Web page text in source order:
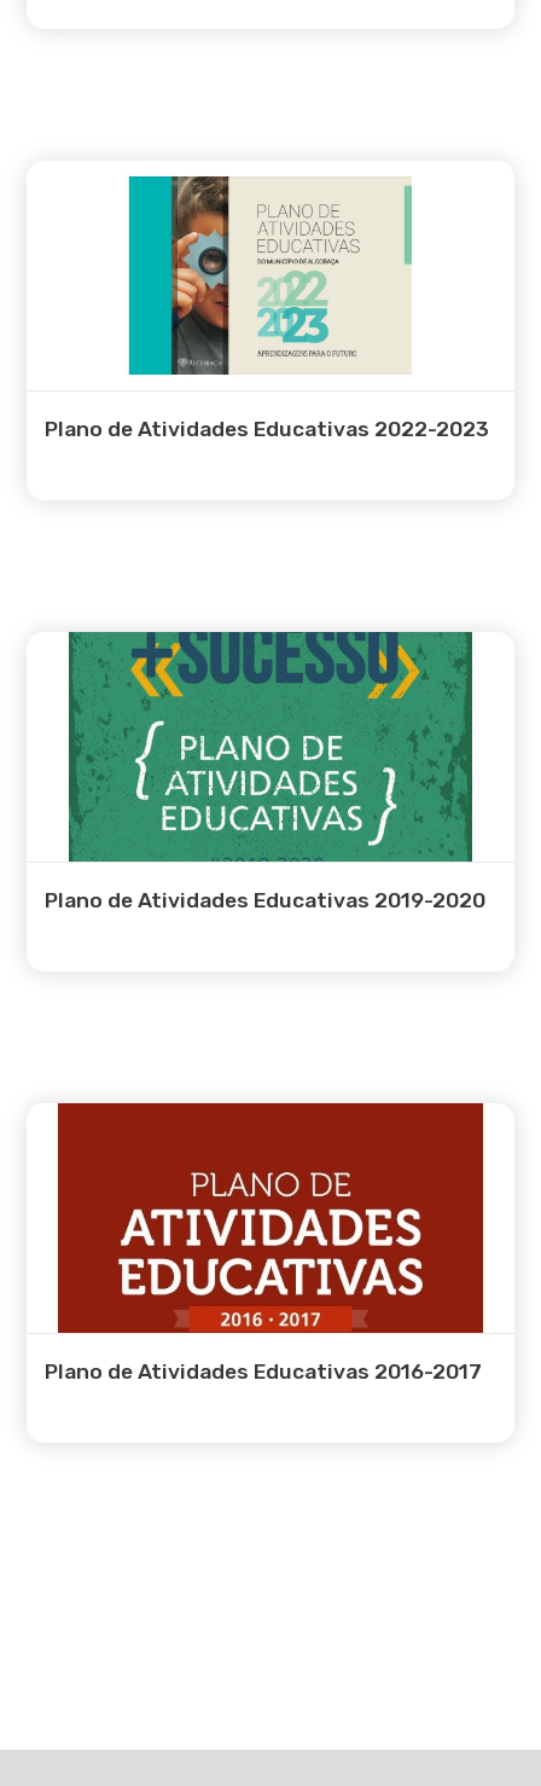
Plano de Atividades Educativas 2022-2023
Plano de Atividades Educativas 2019-2020
Plano de Atividades Educativas 2016-2017